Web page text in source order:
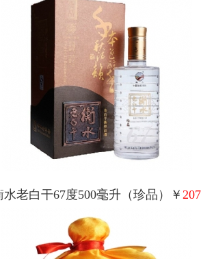
水老白干67度500毫升（珍品）￥ 207